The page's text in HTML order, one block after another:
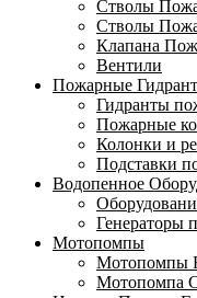
Стволы
Стволы
Клапана
Вентили
Пожарные
Гидранты
Пожарные
Колонки и
Подставки
Водопенное
Генераторы
Мотопомпы
Мотопомпы
Мотопомпа